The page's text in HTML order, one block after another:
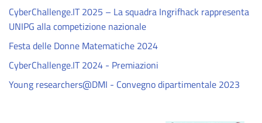
CyberChallenge.IT 2025 – La squadra Ingrifhack rappresenta
UNIPG alla competizione nazionale
Festa delle Donne Matematiche 2024
CyberChallenge.IT 2024 - Premiazioni
Young researchers@DMI - Convegno dipartimentale 2023